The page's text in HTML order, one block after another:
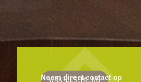
WAARDEBEPALING
Neem direct contact op